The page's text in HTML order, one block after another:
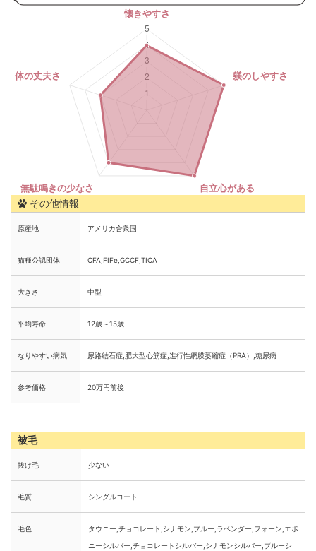
その他情報
原産地 アメリカ合衆国
猫種公認団体 CFA,FIFe,GCCF,TICA
大きさ 中型
平均寿命 12歳～15歳
なりやすい病気 尿路結石症,肥大型心筋症,進行性網膜萎縮症（PRA）,糖尿病
参考価格 20万円前後
被毛
抜け毛 少ない
毛質 シングルコート
毛色
タウニー,チョコレート,シナモン,ブルー,ラベンダー,フォーン,エボ
ニーシルバー,チョコレートシルバー,シナモンシルバー,ブルーシ